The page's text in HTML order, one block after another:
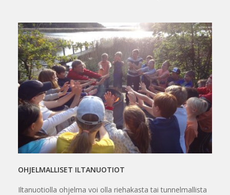
OHJELMALLISET ILTANUOTIOT
Iltanuotiolla ohjelma voi olla riehakasta tai tunnelmallista